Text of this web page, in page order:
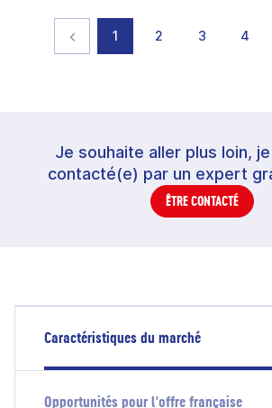
Page précédente
page
1 page
2 page
3 page
4
Je souhaite aller plus loin,
contacté(e) par un expert
ÊTRE CONTACTÉ
Caractéristiques du marché
Opportunités pour l'offre française